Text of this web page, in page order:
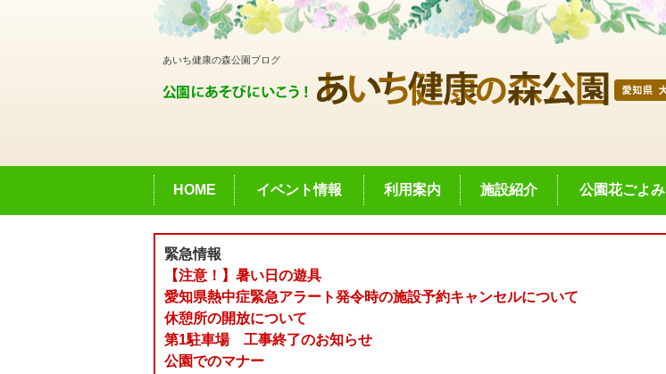
あいち健康の森公園ブログ
HOME イベント情報 利用案内 施設紹介 公園花ごよみ
緊急情報
【注意！】暑い日の遊具
愛知県熱中症緊急アラート発令時の施設予約キャンセルについて
休憩所の開放について
第1駐車場 工事終了のお知らせ
公園でのマナー